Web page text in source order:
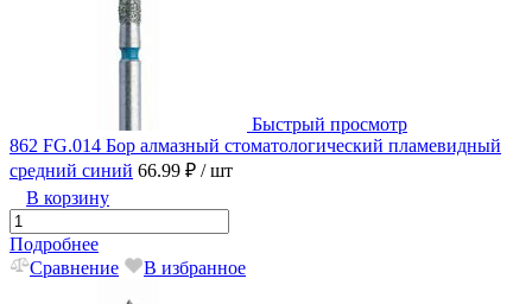
Быстрый просмотр
862 FG.014 Бор алмазный стоматологический пламевидный
средний синий 66.99 ₽ / шт
В корзину
Подробнее
Сравнение
В избранное